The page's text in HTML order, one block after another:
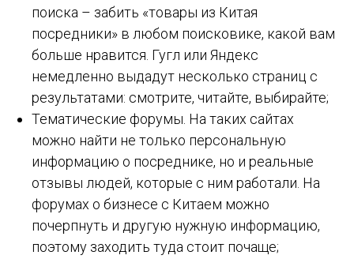
поиска – забить «товары из Китая
посредники» в любом поисковике, какой вам
больше нравится. Гугл или Яндекс
немедленно выдадут несколько страниц с
результатами: смотрите, читайте, выбирайте;
Тематические форумы. На таких сайтах
можно найти не только персональную
информацию о посреднике, но и реальные
отзывы людей, которые с ним работали. На
форумах о бизнесе с Китаем можно
почерпнуть и другую нужную информацию,
поэтому заходить туда стоит почаще;